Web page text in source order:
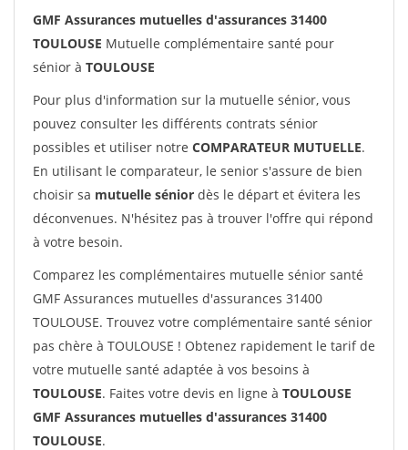
GMF Assurances mutuelles d'assurances 31400
TOULOUSE Mutuelle complémentaire santé pour
sénior à TOULOUSE
Pour plus d'information sur la mutuelle sénior, vous
pouvez consulter les différents contrats sénior
possibles et utiliser notre COMPARATEUR MUTUELLE.
En utilisant le comparateur, le senior s'assure de bien
choisir sa mutuelle sénior dès le départ et évitera les
déconvenues. N'hésitez pas à trouver l'offre qui répond
à votre besoin.
Comparez les complémentaires mutuelle sénior santé
GMF Assurances mutuelles d'assurances 31400
TOULOUSE. Trouvez votre complémentaire santé sénior
pas chère à TOULOUSE ! Obtenez rapidement le tarif de
votre mutuelle santé adaptée à vos besoins à
TOULOUSE. Faites votre devis en ligne à TOULOUSE
GMF Assurances mutuelles d'assurances 31400
TOULOUSE.